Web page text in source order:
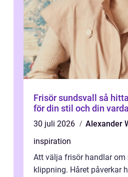
Frisör sundsvall så hittar du rätt salong
för din stil och din
30 juli 2026
Alexander
inspiration
Att välja frisör handlar om
klippning. Håret påverkar